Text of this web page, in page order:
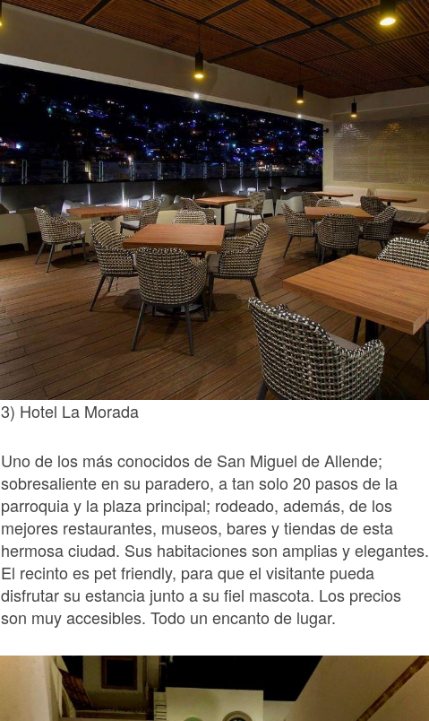
3) Hotel La Morada
Uno de los más conocidos de San Miguel de Allende;
sobresaliente en su paradero, a tan solo 20 pasos de la
parroquia y la plaza principal; rodeado, además, de los
mejores restaurantes, museos, bares y tiendas de esta
hermosa ciudad. Sus habitaciones son amplias y elegantes.
El recinto es pet friendly, para que el visitante pueda
disfrutar su estancia junto a su fiel mascota. Los precios
son muy accesibles. Todo un encanto de lugar.